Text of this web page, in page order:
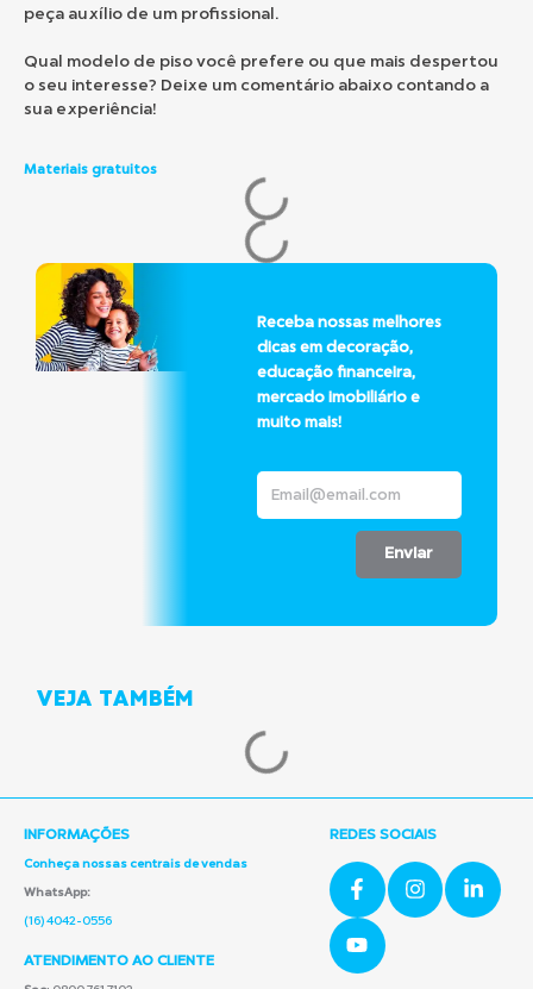
peça auxílio de um profissional.
Qual modelo de piso você prefere ou que mais despertou
o seu interesse? Deixe um comentário abaixo contando a
sua experiência!
Materiais gratuitos
Receba nossas melhores
dicas em decoração,
educação financeira,
mercado imobiliário e
muito mais!
Enviar
VEJA TAMBÉM
INFORMAÇÕES
Conheça nossas centrais de vendas
WhatsApp:
(16) 4042-0556
ATENDIMENTO AO CLIENTE
REDES SOCIAIS